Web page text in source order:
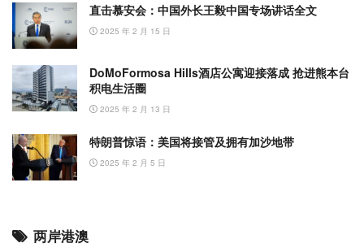
直击慕安会：中国外长王毅中国专场讲话全文
2025 年 2 月 15 日
DoMoFormosa Hills酒店公寓迎接落成 抢进熊本台
积电生活圈
2025 年 2 月 13 日
特朗普惊语：美国将接管及拥有加沙地带
2025 年 2 月 5 日
两岸港澳